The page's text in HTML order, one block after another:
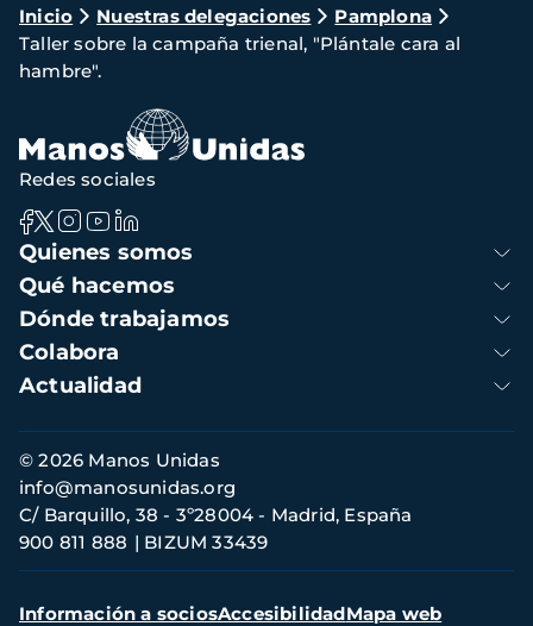
Ruta
de
navegación
Inicio Nuestras delegaciones
Pamplona
Taller sobre la campaña trienal, "Plántale cara al
hambre".
Navegación
principal
Quienes somos
Qué hacemos
Dónde trabajamos
Colabora
Actualidad
Redes sociales
Información
de
contacto
© 2026 Manos Unidas
C/ Barquillo, 38 - 3º28004 - Madrid, España
900 811 888
BIZUM 33439
info@manosunidas.org
Menú
Información a sociosAccesibilidadMapa web